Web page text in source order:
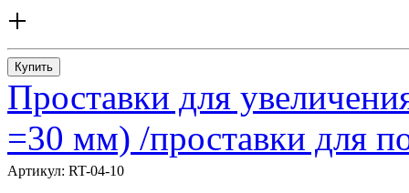
+
Купить
Проставки для
=30 мм) /проставки для
Артикул: RT-04-10